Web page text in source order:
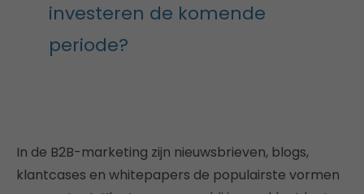
investeren de komende
periode?
In de B2B-marketing zijn nieuwsbrieven, blogs,
klantcases en whitepapers de populairste vormen